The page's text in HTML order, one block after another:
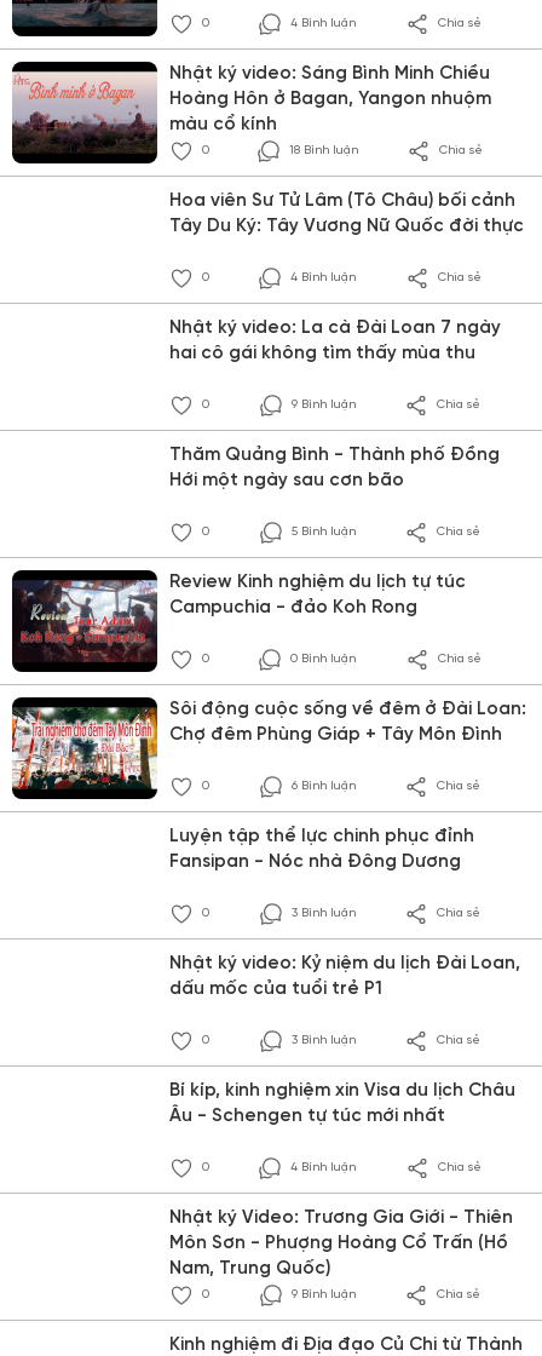
0 4 Bình luận Chia sẻ
Nhật ký video: Sáng Bình Minh Chiều
Hoàng Hôn ở Bagan, Yangon nhuộm
màu cổ kính
0 18 Bình luận Chia sẻ
Hoa viên Sư Tử Lâm (Tô Châu) bối cảnh
Tây Du Ký: Tây Vương Nữ Quốc đời thực
0 4 Bình luận Chia sẻ
Nhật ký video: La cà Đài Loan 7 ngày
hai cô gái không tìm thấy mùa thu
0 9 Bình luận Chia sẻ
Thăm Quảng Bình - Thành phố Đồng
Hới một ngày sau cơn bão
0 5 Bình luận Chia sẻ
Review Kinh nghiệm du lịch tự túc
Campuchia - đảo Koh Rong
0 0 Bình luận Chia sẻ
Sôi động cuộc sống về đêm ở Đài Loan:
Chợ đêm Phùng Giáp + Tây Môn Đình
0 6 Bình luận Chia sẻ
Luyện tập thể lực chinh phục đỉnh
Fansipan - Nóc nhà Đông Dương
0 3 Bình luận Chia sẻ
Nhật ký video: Kỷ niệm du lịch Đài Loan,
dấu mốc của tuổi trẻ P1
0 3 Bình luận Chia sẻ
Bí kíp, kinh nghiệm xin Visa du lịch Châu
Âu - Schengen tự túc mới nhất
0 4 Bình luận Chia sẻ
Nhật ký Video: Trương Gia Giới - Thiên
Môn Sơn - Phượng Hoàng Cổ Trấn (Hồ
Nam, Trung Quốc)
0 9 Bình luận Chia sẻ
Kinh nghiệm đi Địa đạo Củ Chi từ Thành